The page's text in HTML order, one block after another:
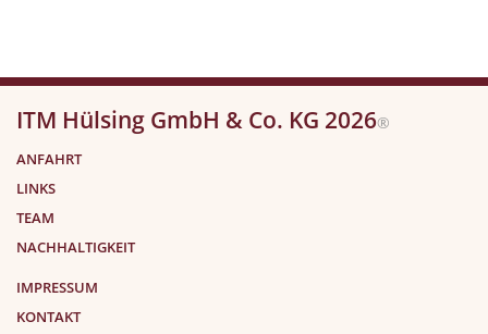
ITM Hülsing GmbH & Co. KG 2026®
ANFAHRT
LINKS
TEAM
NACHHALTIGKEIT
IMPRESSUM
KONTAKT